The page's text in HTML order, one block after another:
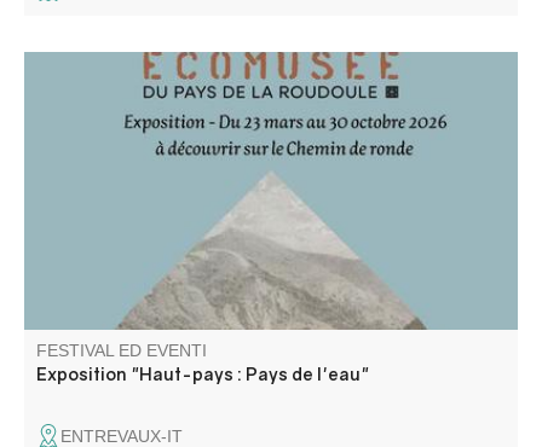
Pour la saison 2026, le bastion de la Portette accueille
l'exposition de l'Ecomusée de la Roudoule : "Haut-Pays :
Pays de l'eau"
FESTIVAL ED EVENTI
Exposition "Haut-pays : Pays de l'eau"
ENTREVAUX-IT